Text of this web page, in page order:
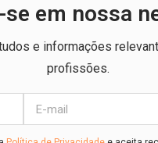
se em nossa
e informações
profissões.